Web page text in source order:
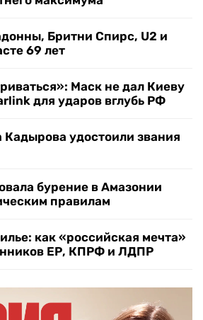
Бритни Спирс, U2 и
69 лет
Маск не дал Киеву
для ударов вглубь РФ
удостоили звания
бурение в Амазонии
правилам
как «российская мечта»
ЕР, КПРФ и ЛДПР